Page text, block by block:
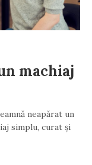
machiaj
neapărat un
simplu, curat și